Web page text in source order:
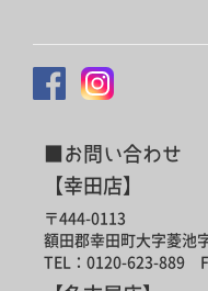
■お問い合わせ
【幸田店】
〒444-0113
額田郡幸田町大字菱池
TEL：0120-623-889